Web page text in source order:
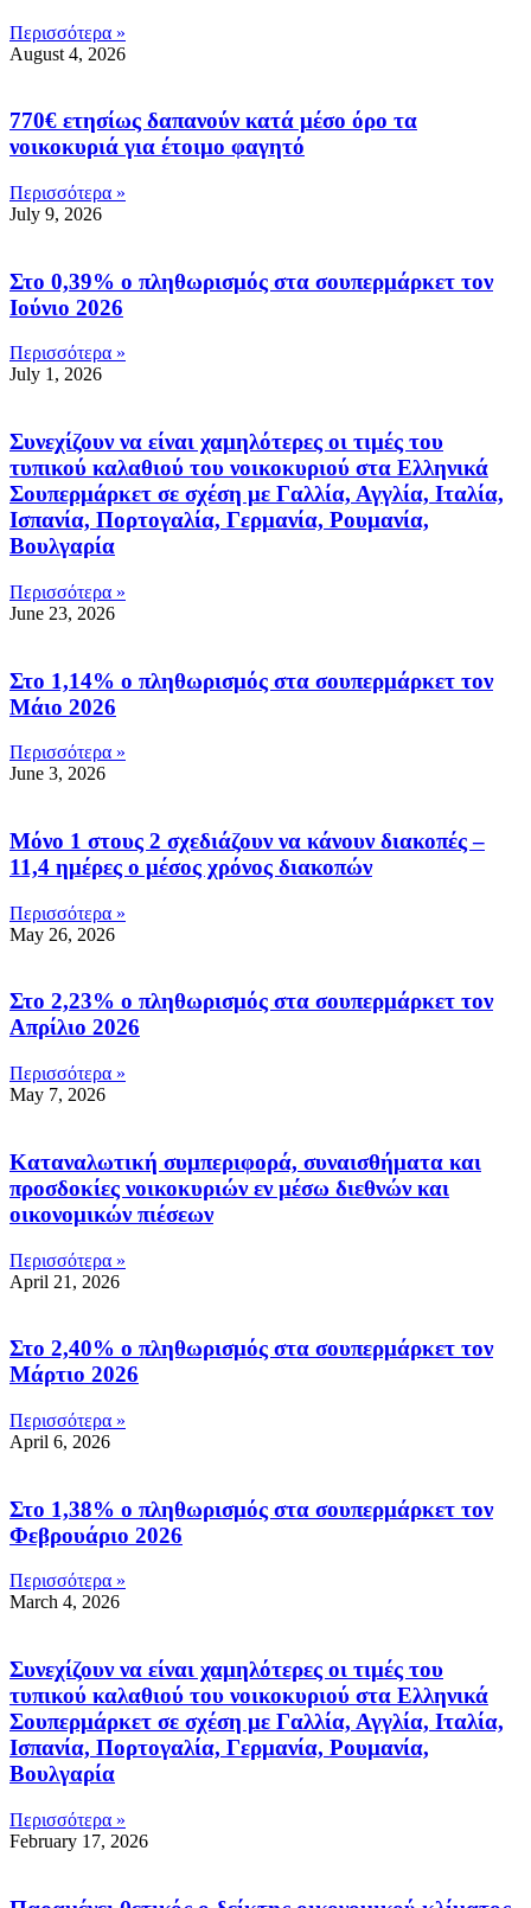
Περισσότερα »
August 4, 2026
770€ ετησίως δαπανούν κατά μέσο όρο τα
νοικοκυριά για έτοιμο φαγητό
Περισσότερα »
July 9, 2026
Στο 0,39% ο πληθωρισμός στα σουπερμάρκετ τον
Ιούνιο 2026
Περισσότερα »
July 1, 2026
Συνεχίζουν να είναι χαμηλότερες οι τιμές του
τυπικού καλαθιού του νοικοκυριού στα Ελληνικά
Σουπερμάρκετ σε σχέση με Γαλλία, Αγγλία, Ιταλία,
Ισπανία, Πορτογαλία, Γερμανία, Ρουμανία,
Βουλγαρία
Περισσότερα »
June 23, 2026
Στο 1,14% ο πληθωρισμός στα σουπερμάρκετ τον
Μάιο 2026
Περισσότερα »
June 3, 2026
Μόνο 1 στους 2 σχεδιάζουν να κάνουν διακοπές –
11,4 ημέρες ο μέσος χρόνος διακοπών
Περισσότερα »
May 26, 2026
Στο 2,23% ο πληθωρισμός στα σουπερμάρκετ τον
Απρίλιο 2026
Περισσότερα »
May 7, 2026
Καταναλωτική συμπεριφορά, συναισθήματα και
προσδοκίες νοικοκυριών εν μέσω διεθνών και
οικονομικών πιέσεων
Περισσότερα »
April 21, 2026
Στο 2,40% ο πληθωρισμός στα σουπερμάρκετ τον
Μάρτιο 2026
Περισσότερα »
April 6, 2026
Στο 1,38% ο πληθωρισμός στα σουπερμάρκετ τον
Φεβρουάριο 2026
Περισσότερα »
March 4, 2026
Συνεχίζουν να είναι χαμηλότερες οι τιμές του
τυπικού καλαθιού του νοικοκυριού στα Ελληνικά
Σουπερμάρκετ σε σχέση με Γαλλία, Αγγλία, Ιταλία,
Ισπανία, Πορτογαλία, Γερμανία, Ρουμανία,
Βουλγαρία
Περισσότερα »
February 17, 2026